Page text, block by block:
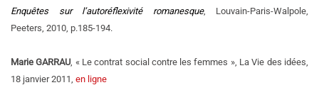
Enquêtes sur l’autoréflexivité romanesque, Louvain-Paris-Walpole,
Peeters, 2010, p.185-194.
Marie GARRAU, « Le contrat social contre les femmes », La Vie des idées,
18 janvier 2011, en ligne